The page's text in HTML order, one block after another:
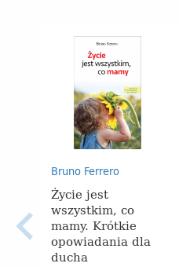
Bruno Ferrero
Życie jest
wszystkim, co
mamy. Krótkie
opowiadania dla
ducha